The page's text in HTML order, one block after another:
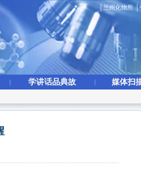
│兰州化物所 │
学讲话品典故 媒体扫